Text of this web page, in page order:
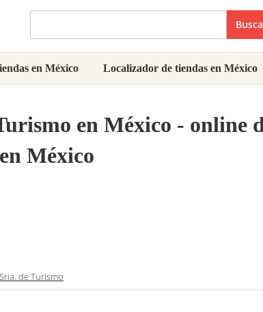
en México Localizador de tiendas en México
en México - online
México
de Turismo